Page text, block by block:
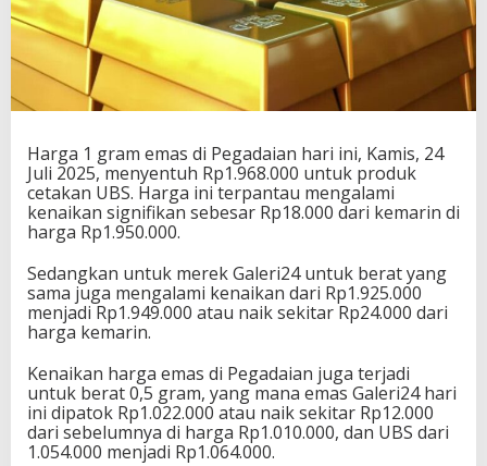
Harga 1 gram emas di Pegadaian hari ini, Kamis, 24
Juli 2025, menyentuh Rp1.968.000 untuk produk
cetakan UBS. Harga ini terpantau mengalami
kenaikan signifikan sebesar Rp18.000 dari kemarin di
harga Rp1.950.000.
Sedangkan untuk merek Galeri24 untuk berat yang
sama juga mengalami kenaikan dari Rp1.925.000
menjadi Rp1.949.000 atau naik sekitar Rp24.000 dari
harga kemarin.
Kenaikan harga emas di Pegadaian juga terjadi
untuk berat 0,5 gram, yang mana emas Galeri24 hari
ini dipatok Rp1.022.000 atau naik sekitar Rp12.000
dari sebelumnya di harga Rp1.010.000, dan UBS dari
1.054.000 menjadi Rp1.064.000.